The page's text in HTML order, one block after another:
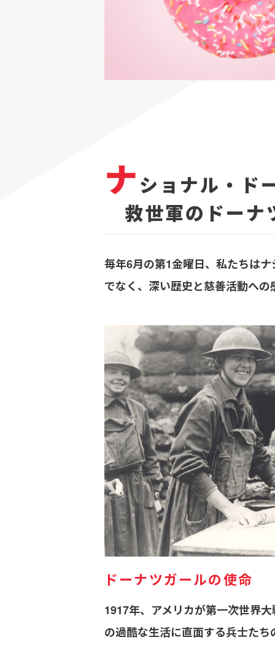
ナショナル・ド
救世軍のドーナ
毎年6月の第1金曜日、私たちは
でなく、深い歴史と慈善活動へ
ドーナツガールの使命
1917年、アメリカが第一次世界
の過酷な生活に直面する兵士た